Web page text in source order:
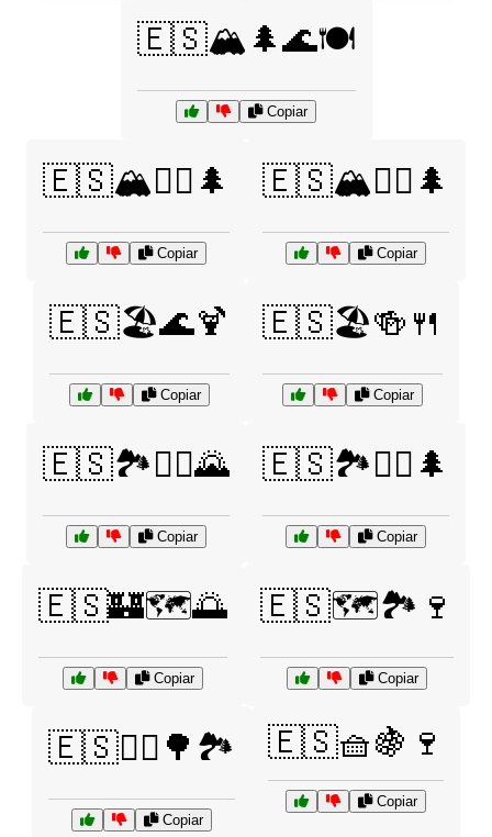
🇪🇸🏔️🌲🌊🍽️
Copiar
🇪🇸🏔️🚶‍♂️🌲
Copiar
🇪🇸🏔️🧗‍♀️🌲
Copiar
🇪🇸🏖️🌊🍹
Copiar
🇪🇸🏖️🍻🍴
Copiar
🇪🇸🏞️🚵‍♂️🌄
Copiar
🇪🇸🏞️🧗‍♂️🌲
Copiar
🇪🇸🏰🗺️🌅
Copiar
🇪🇸🗺️🏞️🍷
Copiar
🇪🇸🚴‍♂️🌳🏞️
Copiar
🇪🇸🧺🍇🍷
Copiar